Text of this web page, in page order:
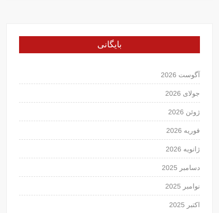
بایگانی
آگوست 2026
جولای 2026
ژوئن 2026
فوریه 2026
ژانویه 2026
دسامبر 2025
نوامبر 2025
اکتبر 2025